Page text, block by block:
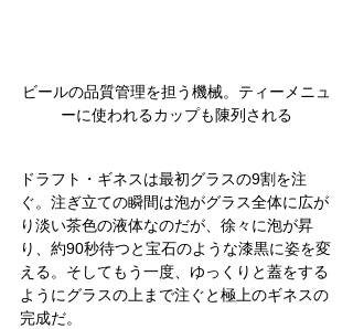
ビールの品質管理を担う機械。ティーメニュ
ーに使われるカップも陳列される
ドラフト・ギネスは最初グラスの9割を注
ぐ。注ぎ立ての瞬間は泡がグラス全体に広が
り淡い茶色の液体なのだが、徐々に泡が昇
り、約90秒待つと宝石のような漆黒に姿を変
える。そしてもう一度、ゆっくりと蓋をする
ようにグラスの上まで注ぐと極上のギネスの
完成だ。